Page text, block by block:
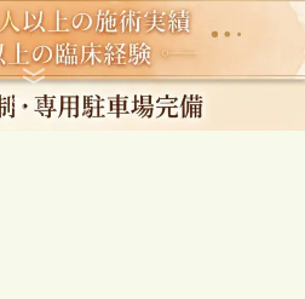
Scroll